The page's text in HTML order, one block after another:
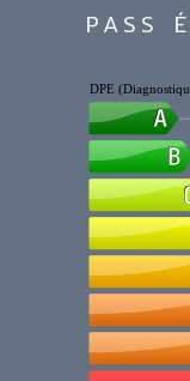
PASS
DPE